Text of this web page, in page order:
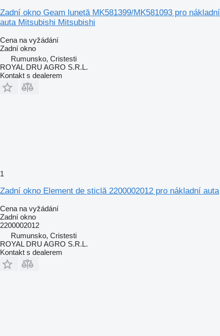
Zadní okno Geam lunetă MK581399/MK581093 pro nákladní
auta Mitsubishi Mitsubishi
Cena na vyžádání
Zadní okno
Rumunsko, Cristesti
ROYAL DRU AGRO S.R.L.
Kontakt s dealerem
1
Zadní okno Element de sticlă 2200002012 pro nákladní auta
Cena na vyžádání
Zadní okno
2200002012
Rumunsko, Cristesti
ROYAL DRU AGRO S.R.L.
Kontakt s dealerem